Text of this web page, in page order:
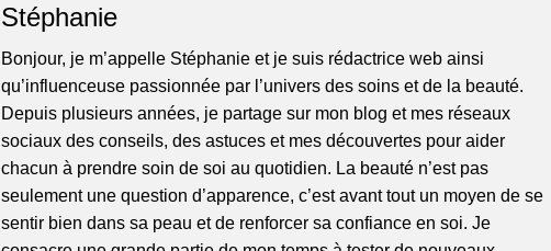
Stéphanie
Bonjour, je m’appelle Stéphanie et je suis rédactrice web ainsi
qu’influenceuse passionnée par l’univers des soins et de la beauté.
Depuis plusieurs années, je partage sur mon blog et mes réseaux
sociaux des conseils, des astuces et mes découvertes pour aider
chacun à prendre soin de soi au quotidien. La beauté n’est pas
seulement une question d’apparence, c’est avant tout un moyen de se
sentir bien dans sa peau et de renforcer sa confiance en soi. Je